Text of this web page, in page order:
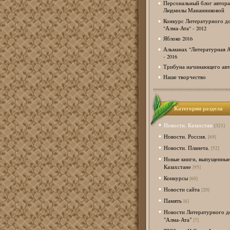
Персональный блог
Людмилы Мананниковой
Конкурс Литературного
"Алма-Ата" - 2012
Яблоко 2016
Альманах "Литературная
- 2016
Трибуна начинающего
Наше творчество
Категории раздела
Новости. Казахстан [321]
Новости. Россия. [69]
Новости. Планета. [52]
Новые книги,
Казахстане [95]
Конкурсы [60]
Новости сайта [20]
Память [6]
Новости Литературного
"Алма-Ата" [7]